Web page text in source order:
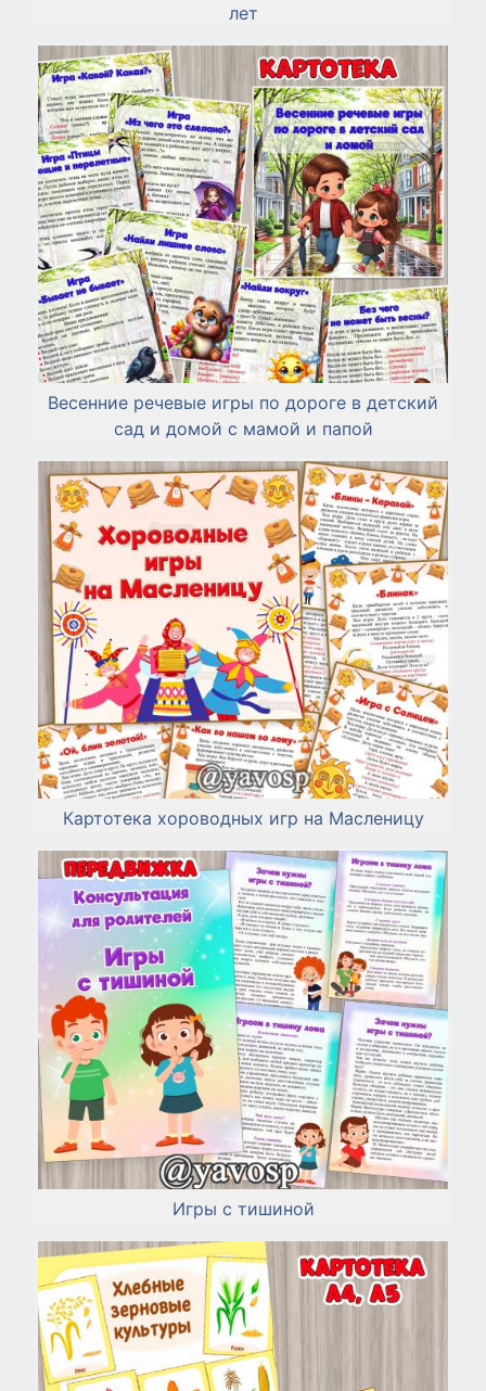
лет
Весенние речевые игры по дороге в детский
сад и домой с мамой и папой
Картотека хороводных игр на Масленицу
Игры с тишиной